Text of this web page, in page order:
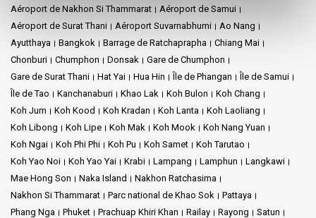
Siem Reap, au Cambodge, est un voyage exquis. Elle s'étend de
la splendeur de l'empire khmer à l'effervescence de la vie
moderne. C'est une ville où l'histoire et le présent coexistent
admirablement.
Le point de rencontre du vieux marché de Siem Reap n'est qu'une
ouverture à la symphonie qu'est le Cambodge. Siem Reap
résonne des récits d'une civilisation révolue, dont l'esprit est
vivant dans chaque ruelle et chaque temple. En commençant
votre voyage par les rues animées de Bangkok, vous vivrez une
expérience thaïlandaise moderne. Enfin, terminer à Phnom Penh
vous plongera dans les récits de l'esprit de résistance d'une
Aéroport de Nakhon Si Thammarat
Aéroport de Samui
Aéroport de Surat Thani
Aéroport Suvarnabhumi
Ao Nang
Ayutthaya
Bangkok Barrage de Ratchaprapha
Chiang Mai
Chonburi
Chumphon Donsak
Gare de Chumphon
Gare de Surat Thani
Hat Yai Hua Hin Île de Phangan
Île de Samui
Île de Tao
Kanchanaburi Khao Lak Koh Bulon
Koh Chang
Koh Jum
Koh Kood Koh Kradan Koh Lanta
Koh Laoliang
Koh Libong
Koh Lipe Koh Mak Koh Mook
Koh Nang Yuan
Koh Ngai
Koh Phi Phi Koh Pu Koh Samet
Koh Tarutao
Koh Yao Noi
Koh Yao Yai Krabi Lampang Lamphun
Langkawi
Mae Hong Son
Naka Island
Nakhon Ratchasima
Nakhon Si Thammarat
Parc national de Khao Sok
Pattaya
Phang Nga
Phuket Prachuap Khiri Khan Railay Rayong
Satun